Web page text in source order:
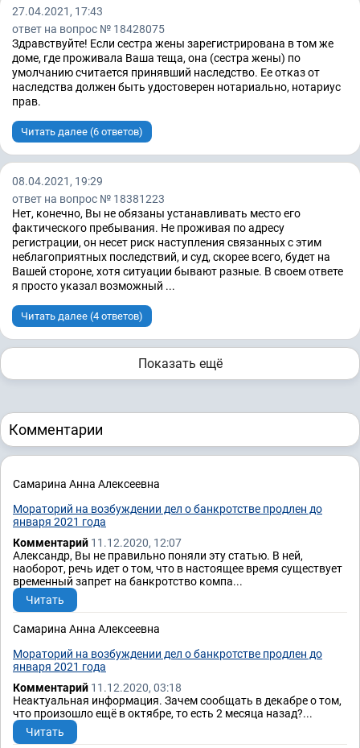
27.04.2021, 17:43
ответ на вопрос № 18428075
Здравствуйте! Если сестра жены зарегистрирована в том же
доме, где проживала Ваша теща, она (сестра жены) по
умолчанию считается принявший наследство. Ее отказ от
наследства должен быть удостоверен нотариально, нотариус
прав.
Читать далее (6 ответов)
08.04.2021, 19:29
ответ на вопрос № 18381223
Нет, конечно, Вы не обязаны устанавливать место его
фактического пребывания. Не проживая по адресу
регистрации, он несет риск наступления связанных с этим
неблагоприятных последствий, и суд, скорее всего, будет на
Вашей стороне, хотя ситуации бывают разные. В своем ответе
я просто указал возможный ...
Читать далее (4 ответов)
Показать ещё
Комментарии
Самарина Анна Алексеевна
Мораторий на возбуждении дел о банкротстве продлен до
января 2021 года
Комментарий 11.12.2020, 12:07
Александр, Вы не правильно поняли эту статью. В ней,
наоборот, речь идет о том, что в настоящее время существует
временный запрет на банкротство компа...
Читать
Самарина Анна Алексеевна
Мораторий на возбуждении дел о банкротстве продлен до
января 2021 года
Комментарий 11.12.2020, 03:18
Неактуальная информация. Зачем сообщать в декабре о том,
что произошло ещё в октябре, то есть 2 месяца назад?...
Читать